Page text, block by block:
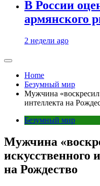
В России
армянского
2 недели ago
Home
Безумный мир
Мужчина
интеллекта на
Безумный мир
Мужчина
искусственного
на Рождество